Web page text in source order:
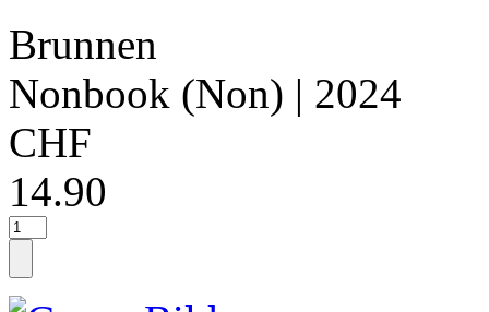
Brunnen
Nonbook (Non) | 2024
CHF
14.90